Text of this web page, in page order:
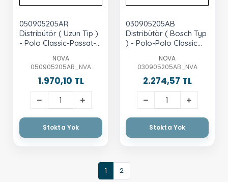
050905205AR
Distribütör ( Uzun Tip )
- Polo Classic-Passat-
Cordoba 1.6 Aft-Adp-
Aek-Ahl
NOVA
050905205AR_NVA
1.970,10 TL
Stokta Yok
030905205AB
Distribütör ( Bosch Typ
) - Polo-Polo Classic
Vento 1.6 Aee-Alm
NOVA
030905205AB_NVA
2.274,57 TL
Stokta Yok
1 2